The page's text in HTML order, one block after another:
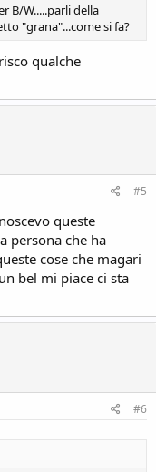
B/W.....parli della
"grana"...come si fa?
qualche
#5
queste
persona che ha
cose che magari
bel mi piace ci sta
#6